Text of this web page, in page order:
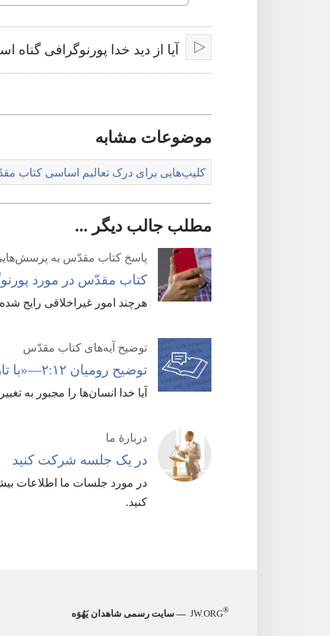
آیا از دید خدا پورنوگرافی گناه
موضوعات مشابه
کلیپ‌هایی برای درک تعالیم اساسی کتاب
مطلب جالب دیگر ...
پاسخ کتاب مقدّس به
کتاب مقدّس در مورد
هرچند امور غیراخلاقی رایج
توضیح آیه‌های کتاب مقدّس
توضیح رومیان ۱۲:‏۲—‏«با تازه ساختن ذهن خود دگرگون شوید»‏
آیا خدا انسان‌ها را مجبور به
دربارهٔ ما
در یک جلسه شرکت کنید
در مورد جلسات ما اطلاعات
کنید.‏
JW.ORG® — سایت رسمی شاهدان یَهُوَه